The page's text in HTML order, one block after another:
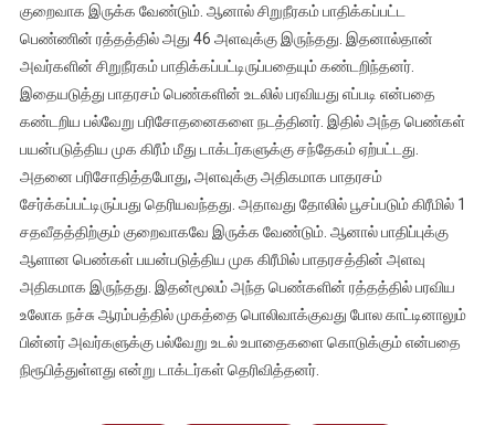
குறைவாக இருக்க வேண்டும். ஆனால் சிறுநீரகம் பாதிக்கப்பட்ட
பெண்ணின் ரத்தத்தில் அது 46 அளவுக்கு இருந்தது. இதனால்தான்
அவர்களின் சிறுநீரகம் பாதிக்கப்பட்டிருப்பதையும் கண்டறிந்தனர்.
இதையடுத்து பாதரசம் பெண்களின் உடலில் பரவியது எப்படி என்பதை
கண்டறிய பல்வேறு பரிசோதனைகளை நடத்தினர். இதில் அந்த பெண்கள்
பயன்படுத்திய முக கிரீம் மீது டாக்டர்களுக்கு சந்தேகம் ஏற்பட்டது.
அதனை பரிசோதித்தபோது, அளவுக்கு அதிகமாக பாதரசம்
சேர்க்கப்பட்டிருப்பது தெரியவந்தது. அதாவது தோலில் பூசப்படும் கிரீமில் 1
சதவீதத்திற்கும் குறைவாகவே இருக்க வேண்டும். ஆனால் பாதிப்புக்கு
ஆளான பெண்கள் பயன்படுத்திய முக கிரீமில் பாதரசத்தின் அளவு
அதிகமாக இருந்தது. இதன்மூலம் அந்த பெண்களின் ரத்தத்தில் பரவிய
உலோக நச்சு ஆரம்பத்தில் முகத்தை பொலிவாக்குவது போல காட்டினாலும்
பின்னர் அவர்களுக்கு பல்வேறு உடல் உபாதைகளை கொடுக்கும் என்பதை
நிரூபித்துள்ளது என்று டாக்டர்கள் தெரிவித்தனர்.